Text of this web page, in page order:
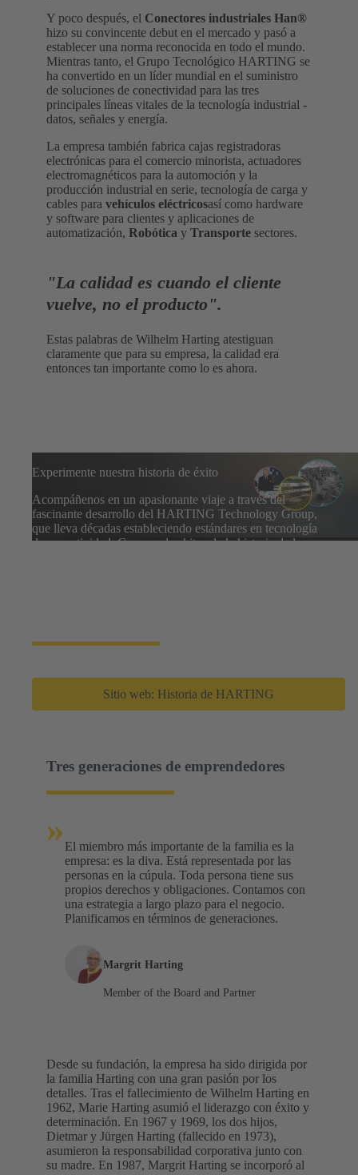
Y poco después, el Conectores industriales Han®
hizo su convincente debut en el mercado y pasó a
establecer una norma reconocida en todo el mundo.
Mientras tanto, el Grupo Tecnológico HARTING se
ha convertido en un líder mundial en el suministro
de soluciones de conectividad para las tres
principales líneas vitales de la tecnología industrial -
datos, señales y energía.
La empresa también fabrica cajas registradoras
electrónicas para el comercio minorista, actuadores
electromagnéticos para la automoción y la
producción industrial en serie, tecnología de carga y
cables para vehículos eléctricosasí como hardware
y software para clientes y aplicaciones de
automatización, Robótica y Transporte sectores.
"La calidad es cuando el cliente
vuelve, no el producto".
Estas palabras de Wilhelm Harting atestiguan
claramente que para su empresa, la calidad era
entonces tan importante como lo es ahora.
Experimente nuestra historia de éxito
Acompáñenos en un apasionante viaje a través del
fascinante desarrollo del HARTING Technology Group,
que lleva décadas estableciendo estándares en tecnología
de conectividad. Conozca los hitos de la historia de la
Sitio web: Historia de HARTING
Tres generaciones de emprendedores
» El miembro más importante de la familia es la
empresa: es la diva. Está representada por las
personas en la cúpula. Toda persona tiene sus
propios derechos y obligaciones. Contamos con
una estrategia a largo plazo para el negocio.
Planificamos en términos de generaciones.
Margrit Harting
Member of the Board and Partner
Desde su fundación, la empresa ha sido dirigida por
la familia Harting con una gran pasión por los
detalles. Tras el fallecimiento de Wilhelm Harting en
1962, Marie Harting asumió el liderazgo con éxito y
determinación. En 1967 y 1969, los dos hijos,
Dietmar y Jürgen Harting (fallecido en 1973),
asumieron la responsabilidad corporativa junto con
su madre. En 1987, Margrit Harting se incorporó al